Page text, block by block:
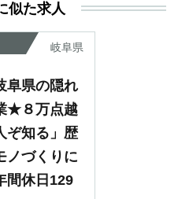
が
似た求人
岐阜県
阜県の隠れ
★８万点越
ぞ知る」歴
ノづくりに
間休日129